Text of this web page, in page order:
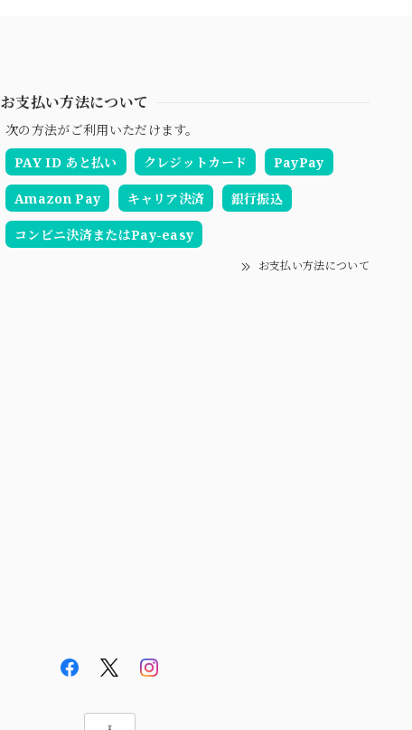
お支払い方法について
次の方法がご利用いただけます。
PAY ID あと払い
クレジットカード PayPay
Amazon Pay キャリア決済 銀行振込
コンビニ決済またはPay-easy
お支払い方法について